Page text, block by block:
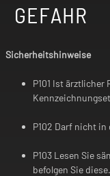
GEFAHR
Sicherheitshinweise
P101 Ist ärztlicher
P102 Darf nicht in
P103 Lesen Sie
befolgen Sie diese.